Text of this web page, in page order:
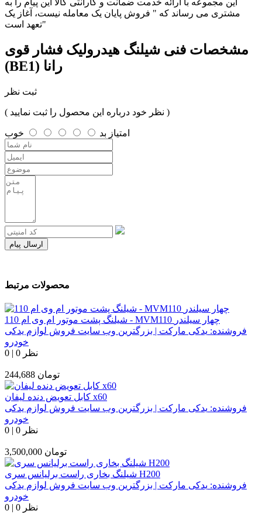
این مجموعه با ارائه خدمت ضمانت و گارانتی کالا این پیام را به
مشتری می رساند که " فروش پایان یک معامله نیست، آغاز یک
تعهد است"
مشخصات فنی شیلنگ هیدرولیک فشار قوی
(BE1) رانا
ثبت نظر
( نظر خود درباره این محصول را ثبت نمایید )
امتیاز بد خوب
ارسال پیام
محصولات مرتبط
شیلنگ پشت موتور ام وی ام 110 - MVM110 چهار سیلندر
فروشنده: یدکی مارکت | بزرگترین وب سایت فروش لوازم یدکی
خودرو
0 | 0 نظر
244,688 تومان
کابل تعویض دنده لیفان x60
فروشنده: یدکی مارکت | بزرگترین وب سایت فروش لوازم یدکی
خودرو
0 | 0 نظر
3,500,000 تومان
شیلنگ بخاری راست برلیانس سری H200
فروشنده: یدکی مارکت | بزرگترین وب سایت فروش لوازم یدکی
خودرو
0 | 0 نظر